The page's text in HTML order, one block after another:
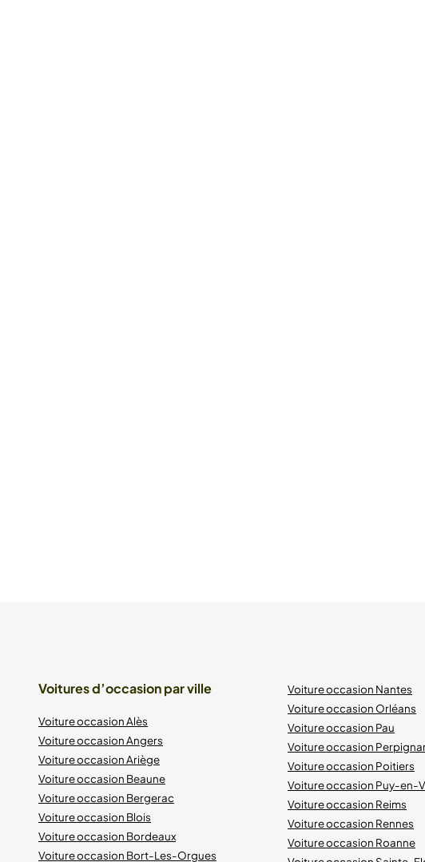
Voitures d’occasion par ville
Voiture occasion Alès
Voiture occasion Angers
Voiture occasion Ariège
Voiture occasion Beaune
Voiture occasion Bergerac
Voiture occasion Blois
Voiture occasion Bordeaux
Voiture occasion Bort-Les-Orgues
Voiture occasion Nantes
Voiture occasion Orléans
Voiture occasion Pau
Voiture occasion
Voiture occasion Poitiers
Voiture occasion Puy-en-
Voiture occasion Reims
Voiture occasion Rennes
Voiture occasion Roanne